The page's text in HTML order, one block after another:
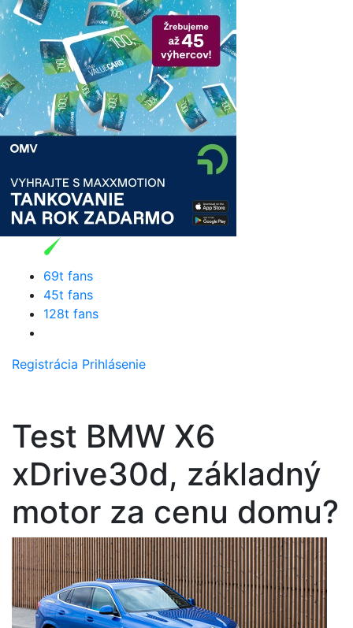
69t fans
45t fans
128t fans
Registrácia Prihlásenie
Test BMW X6
xDrive30d, základný
motor za cenu domu?